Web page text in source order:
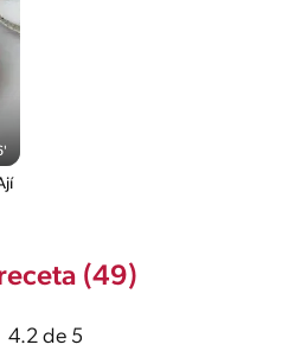
(49)
4.2 de 5